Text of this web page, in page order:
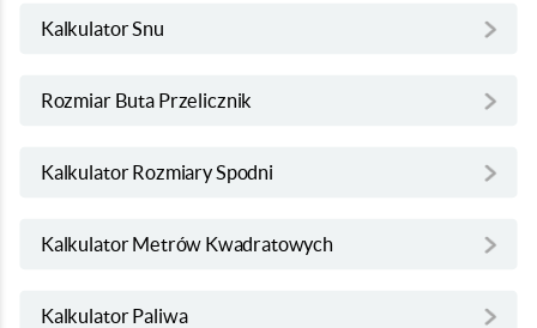
Kalkulator Snu
Rozmiar Buta Przelicznik
Kalkulator Rozmiary Spodni
Kalkulator Metrów Kwadratowych
Kalkulator Paliwa